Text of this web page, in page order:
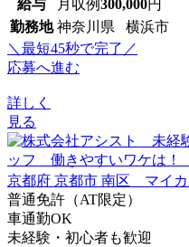
給与 月収例300,000円
勤務地 神奈川県 横浜市
＼最短45秒で完了／
応募へ進む
詳しく
見る
普通免許（AT限定）
車通勤OK
未経験・初心者も歓迎